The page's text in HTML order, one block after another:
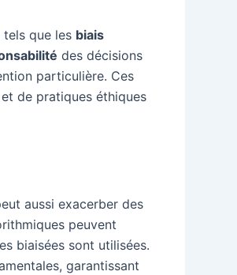
tels que les biais
des décisions
particulière. Ces
de pratiques éthiques
aussi exacerber des
peuvent
biaisées sont utilisées.
garantissant